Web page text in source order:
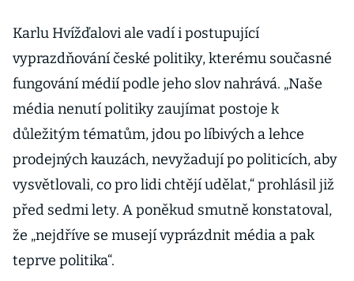
Karlu Hvížďalovi ale vadí i postupující
vyprazdňování české politiky, kterému současné
fungování médií podle jeho slov nahrává. „Naše
média nenutí politiky zaujímat postoje k
důležitým tématům, jdou po líbivých a lehce
prodejných kauzách, nevyžadují po politicích, aby
vysvětlovali, co pro lidi chtějí udělat,“ prohlásil již
před sedmi lety. A poněkud smutně konstatoval,
že „nejdříve se musejí vyprázdnit média a pak
teprve politika“.